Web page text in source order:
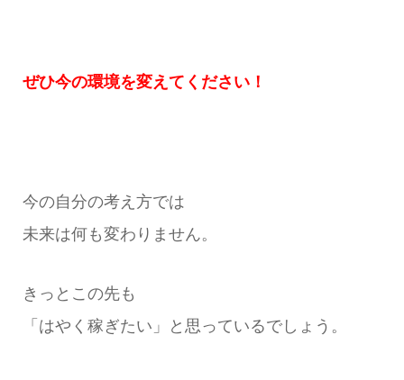
ぜひ今の環境を変えてください！
今の自分の考え方では
未来は何も変わりません。
きっとこの先も
「はやく稼ぎたい」と思っているでしょう。